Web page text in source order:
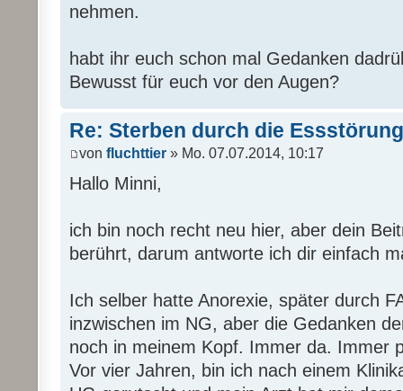
nehmen.
habt ihr euch schon mal Gedanken
Bewusst für euch vor den Augen?
Re: Sterben durch die Essstörung
von fluchttier » Mo. 07.07.2014, 10:17
Hallo Minni,
ich bin noch recht neu hier, aber dein
berührt, darum antworte ich dir einfach
Ich selber hatte Anorexie, später durch
inzwischen im NG, aber die Gedanken
noch in meinem Kopf. Immer da. Immer
Vor vier Jahren, bin ich nach einem